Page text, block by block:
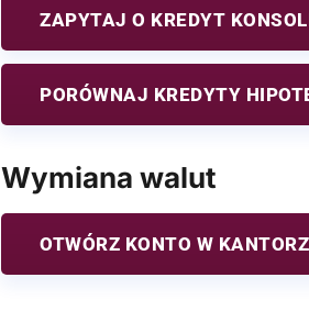
ZAPYTAJ O KREDYT
PORÓWNAJ KREDYTY
Wymiana walut
OTWÓRZ KONTO W